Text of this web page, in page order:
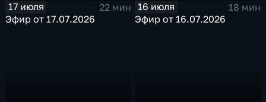
17 июля
22 мин
Эфир от 17.07.2026
16 июля
18 мин
Эфир от 16.07.2026